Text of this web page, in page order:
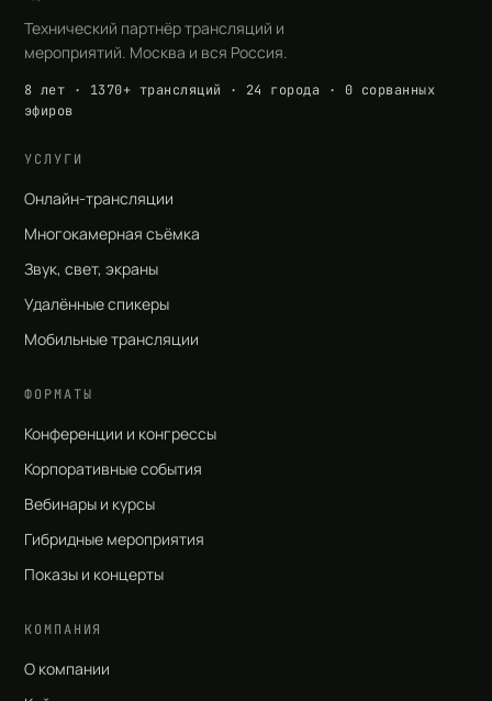
Технический партнёр трансляций и
мероприятий. Москва и вся Россия.
8 лет · 1370+ трансляций · 24 города · 0 сорванных
эфиров
УСЛУГИ
Онлайн-трансляции
Многокамерная съёмка
Звук, свет, экраны
Удалённые спикеры
Мобильные трансляции
ФОРМАТЫ
Конференции и конгрессы
Корпоративные события
Вебинары и курсы
Гибридные мероприятия
Показы и концерты
КОМПАНИЯ
О компании